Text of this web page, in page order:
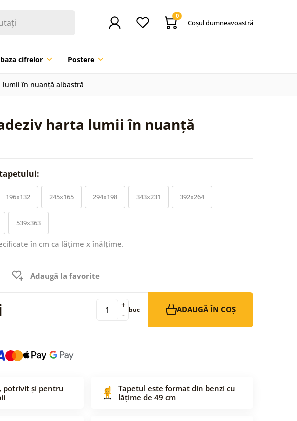
0
Coşul dumneavoastră
cifrelor Postere
lumii în nuanță albastră
harta lumii în nuanță
196x132 245x165 294x198 343x231 392x264
539x363
în cm ca lățime x înălțime.
Adaugă la favorite
-
+ buc ADAUGĂ ÎN COȘ
potrivit și pentru
Tapetul este format din benzi cu
lățime de 49 cm